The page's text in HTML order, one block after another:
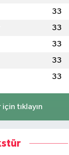
33
33
33
33
33
tıklayın